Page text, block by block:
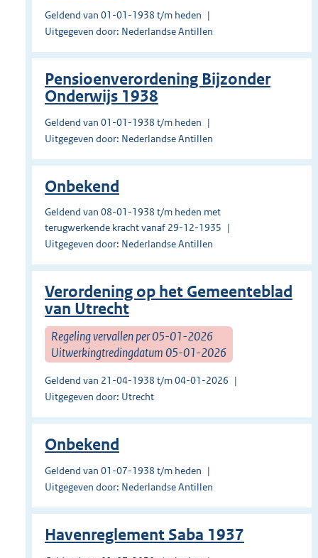
Geldend van 01-01-1938 t/m heden
Uitgegeven door: Nederlandse Antillen
Pensioenverordening Bijzonder
Onderwijs 1938
Geldend van 01-01-1938 t/m heden
Uitgegeven door: Nederlandse Antillen
Onbekend
Geldend van 08-01-1938 t/m heden met
terugwerkende kracht vanaf 29-12-1935
Uitgegeven door: Nederlandse Antillen
Verordening op het Gemeenteblad
van Utrecht
Regeling vervallen per 05-01-2026
Uitwerkingtredingdatum 05-01-2026
Geldend van 21-04-1938 t/m 04-01-2026
Uitgegeven door: Utrecht
Onbekend
Geldend van 01-07-1938 t/m heden
Uitgegeven door: Nederlandse Antillen
Havenreglement Saba 1937